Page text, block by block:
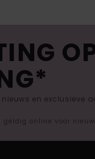
en exclusieve
online voor